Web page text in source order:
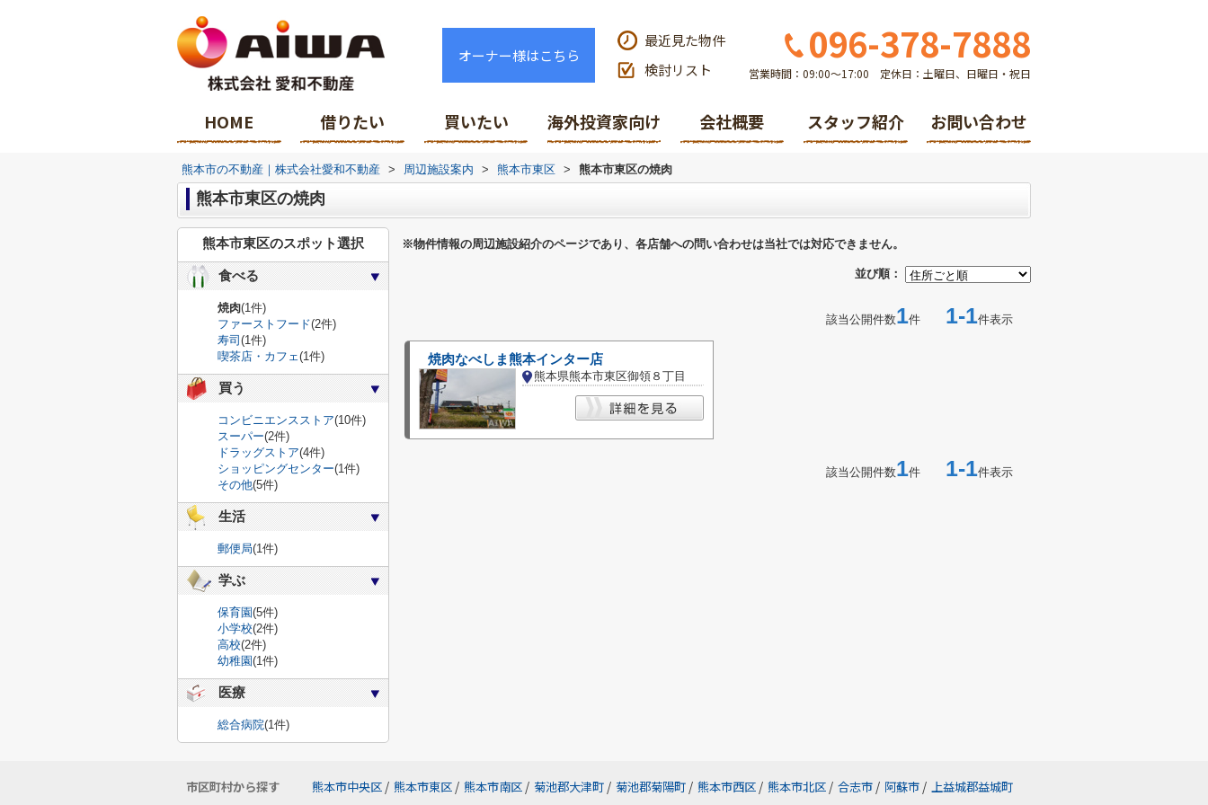
オーナー様はこちら
最近見た物件
検討リスト
096-378-7888
営業時間：09:00～17:00 定休日：土曜日、日曜日・祝日
HOME 借りたい 買いたい 海外投資家向け 会社概要 スタッフ紹介 お問い合わせ
熊本市の不動産｜株式会社愛和不動産 > 周辺施設案内 > 熊本市東区 > 熊本市東区の焼肉
熊本市東区の焼肉
※物件情報の周辺施設紹介のページであり、各店舗への問い合わせは当社では対応できません。
並び順：
該当公開件数1件 1-1件表示
焼肉なべしま熊本インター店
熊本県熊本市東区御領８丁目
該当公開件数1件 1-1件表示
熊本市東区のスポット選択
食べる
焼肉(1件)
ファーストフード(2件)
寿司 (1件)
喫茶店・カフェ(1件)
買う
コンビニエンスストア(10件)
スーパー(2件)
ドラッグストア(4件)
ショッピングセンター(1件)
その他(5件)
生活
郵便局(1件)
学ぶ
保育園(5件)
小学校(2件)
高校(2件)
幼稚園(1件)
医療
総合病院(1件)
市区町村から探す 熊本市中央区 / 熊本市東区 / 熊本市南区 / 菊池郡大津町 / 菊池郡菊陽町 / 熊本市西区 / 熊本市北区 / 合志市 / 阿蘇市 / 上益城郡益城町